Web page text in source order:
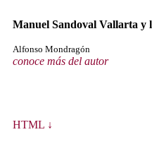
Manuel Sandoval Vallarta y
Alfonso Mondragón
conoce más del autor
HTML ↓